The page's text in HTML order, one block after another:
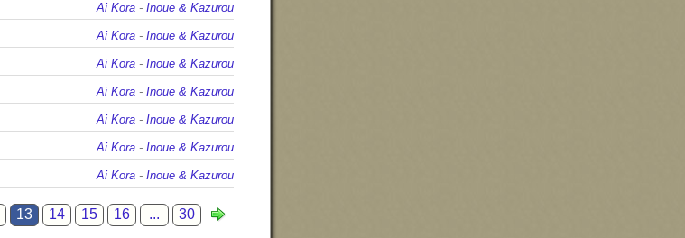
Ai Kora - Inoue & Kazurou
Ai Kora - Inoue & Kazurou
Ai Kora - Inoue & Kazurou
Ai Kora - Inoue & Kazurou
Ai Kora - Inoue & Kazurou
Ai Kora - Inoue & Kazurou
Ai Kora - Inoue & Kazurou
13 14 15 16 ... 30